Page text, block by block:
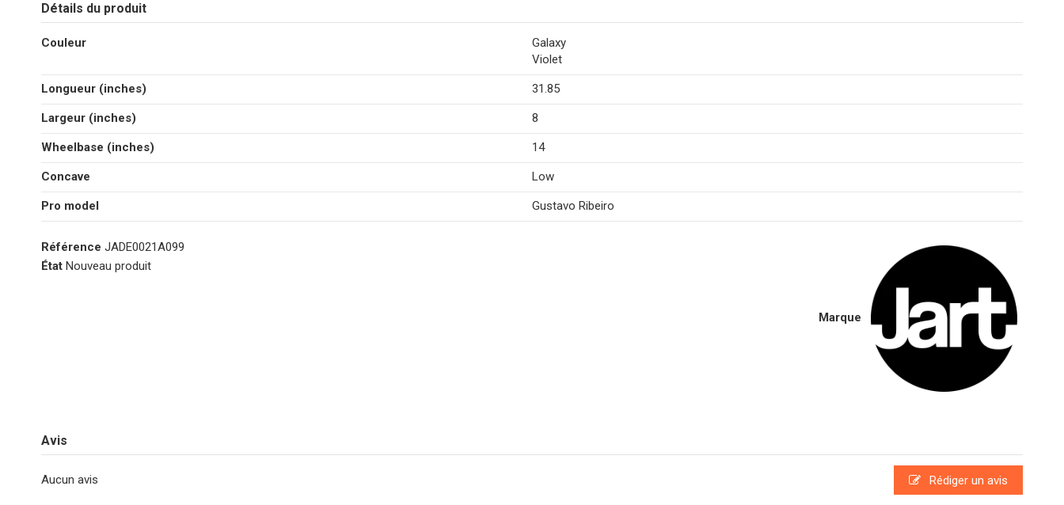
Détails du produit
Couleur
Galaxy
Violet
Longueur (inches) 31.85
Largeur (inches) 8
Wheelbase (inches) 14
Concave Low
Pro model Gustavo Ribeiro
Marque
Référence JADE0021A099
État Nouveau produit
Avis
Aucun avis Rédiger un avis